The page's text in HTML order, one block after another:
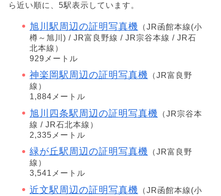
ら近い順に、5駅表示しています。
旭川駅周辺の証明写真機
（JR函館本線(小
樽～旭川) / JR富良野線 / JR宗谷本線 / JR石
北本線）
929メートル
神楽岡駅周辺の証明写真機
（JR富良野
線）
1,884メートル
旭川四条駅周辺の証明写真機
（JR宗谷本
線 / JR石北本線）
2,335メートル
緑が丘駅周辺の証明写真機
（JR富良野
線）
3,541メートル
近文駅周辺の証明写真機
（JR函館本線(小